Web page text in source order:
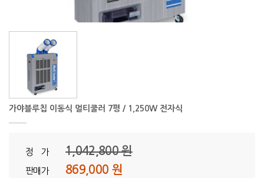
가야블루칩 이동식 멀티쿨러 7평 / 1,250W 전자식
정 가 1,042,800 원
판매가 869,000 원